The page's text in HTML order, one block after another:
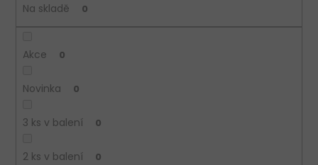
Na skladě 0
Akce 0
Novinka 0
3 ks v balení 0
2 ks v balení 0